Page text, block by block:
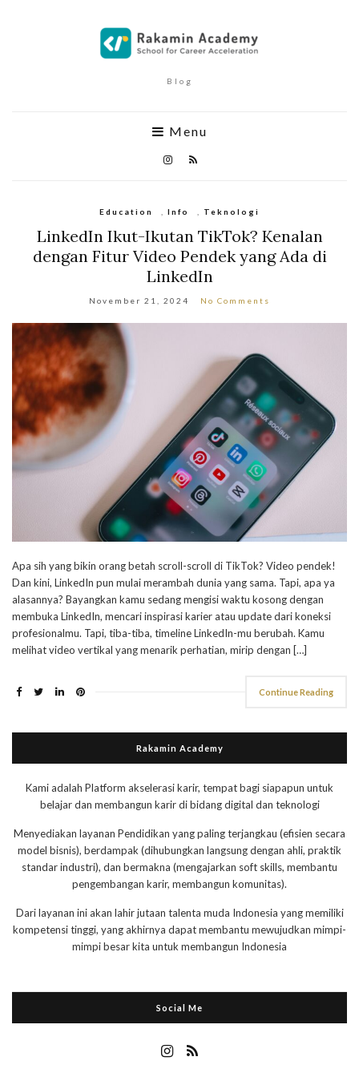
Blog
Menu
Education Info Teknologi
LinkedIn Ikut-Ikutan TikTok? Kenalan
dengan Fitur Video Pendek yang Ada di
LinkedIn
November 21, 2024 No Comments
Apa sih yang bikin orang betah scroll-scroll di TikTok? Video pendek!
Dan kini, LinkedIn pun mulai merambah dunia yang sama. Tapi, apa ya
alasannya? Bayangkan kamu sedang mengisi waktu kosong dengan
membuka LinkedIn, mencari inspirasi karier atau update dari koneksi
profesionalmu. Tapi, tiba-tiba, timeline LinkedIn-mu berubah. Kamu
melihat video vertikal yang menarik perhatian, mirip dengan […]
Continue Reading
Rakamin Academy
Kami adalah Platform akselerasi karir, tempat bagi siapapun untuk
belajar dan membangun karir di bidang digital dan teknologi
Menyediakan layanan Pendidikan yang paling terjangkau (efisien secara
model bisnis), berdampak (dihubungkan langsung dengan ahli, praktik
standar industri), dan bermakna (mengajarkan soft skills, membantu
pengembangan karir, membangun komunitas).
Dari layanan ini akan lahir jutaan talenta muda Indonesia yang memiliki
kompetensi tinggi, yang akhirnya dapat membantu mewujudkan mimpi-
mimpi besar kita untuk membangun Indonesia
Social Me